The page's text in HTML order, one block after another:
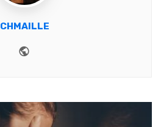
CHMAILLE